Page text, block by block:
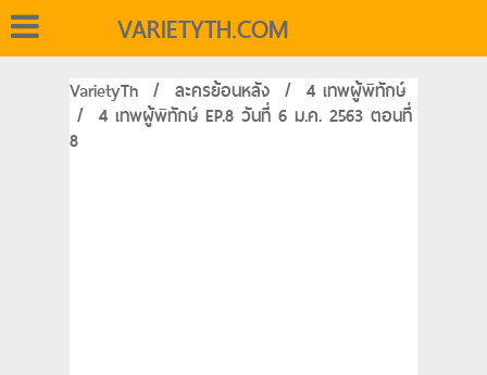
VARIETYTH.COM
VarietyTh / ละครย้อนหลัง / 4 เทพผู้พิทักษ์
/ 4 เทพผู้พิทักษ์ EP.8 วันที่ 6 ม.ค. 2563 ตอนที่
8